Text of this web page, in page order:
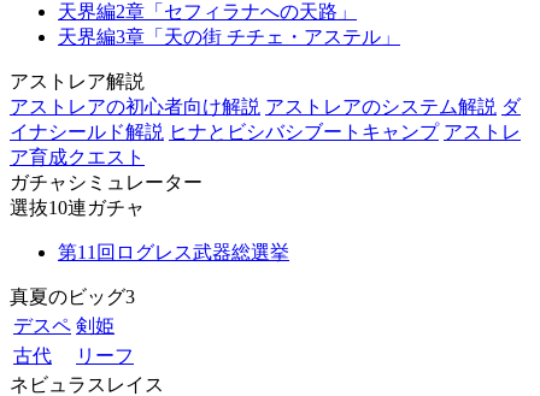
天界編2章「セフィラナへの天路」
天界編3章「天の街 チチェ・アステル」
アストレア解説
アストレアの初心者向け解説 アストレアのシステム解説 ダ
イナシールド解説 ヒナとビシバシブートキャンプ アストレ
ア育成クエスト
ガチャシミュレーター
選抜10連ガチャ
第11回ログレス武器総選挙
真夏のビッグ3
デスペ 剣姫
古代
リーフ
ネビュラスレイス